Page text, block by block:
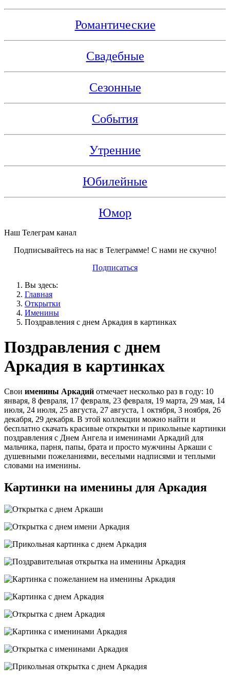
Романтические
Свадебные
Сезонные
События
Утренние
Юбилейные
Юмор
Наш Телеграм канал
Подписывайтесь на нас в Телеграмме! С нами не скучно!
Подписаться
Вы здесь:
Главная
Открытки
Именины
Поздравления с днем Аркадия в картинках
Поздравления с днем
Аркадия в картинках
Свои именины Аркадий отмечает несколько раз в году: 10
января, 8 февраля, 17 февраля, 23 февраля, 19 марта, 29 мая, 14
июля, 24 июля, 25 августа, 27 августа, 1 октября, 3 ноября, 26
декабря, 29 декабря. В этой коллекции можно найти и
бесплатно скачать красивые открытки и прикольные картинки
поздравления с Днем Ангела и именинами Аркадий для
мальчика, парня, папы, брата и просто мужчины Аркаши с
душевными пожеланиями, веселыми надписями и теплыми
словами на именины.
Картинки на именины для Аркадия